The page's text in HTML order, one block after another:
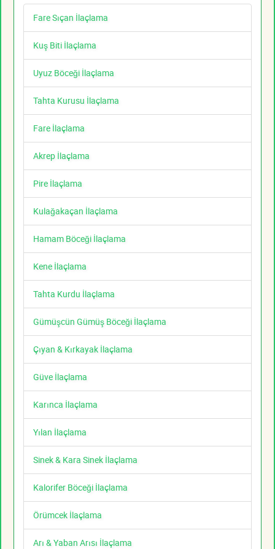
Fare Sıçan İlaçlama
Kuş Biti İlaçlama
Uyuz Böceği İlaçlama
Tahta Kurusu İlaçlama
Fare İlaçlama
Akrep İlaçlama
Pire İlaçlama
Kulağakaçan İlaçlama
Hamam Böceği İlaçlama
Kene İlaçlama
Tahta Kurdu İlaçlama
Gümüşcün Gümüş Böceği İlaçlama
Çıyan & Kırkayak İlaçlama
Güve İlaçlama
Karınca İlaçlama
Yılan İlaçlama
Sinek & Kara Sinek İlaçlama
Kalorifer Böceği İlaçlama
Örümcek İlaçlama
Arı & Yaban Arısı İlaçlama